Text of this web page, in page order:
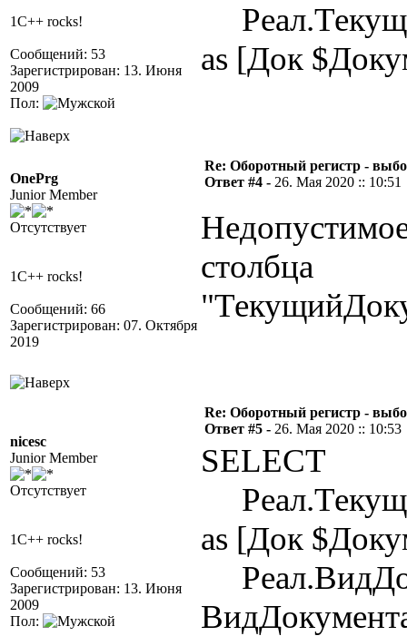
1C++ rocks!
Сообщений: 53
Зарегистрирован: 13. Июня
2009
Пол:
as [Док
OnePrg
Junior Member
Отсутствует
1C++ rocks!
Сообщений: 66
Зарегистрирован: 07. Октября
2019
Re: Оборотный регистр -
Ответ #4 - 26. Мая 2020 :: 10:51
столбца
nicesc
Junior Member
Отсутствует
1C++ rocks!
Сообщений: 53
Зарегистрирован: 13. Июня
2009
Пол:
Re: Оборотный регистр -
Ответ #5 - 26. Мая 2020 :: 10:53
SELECT
as [Док